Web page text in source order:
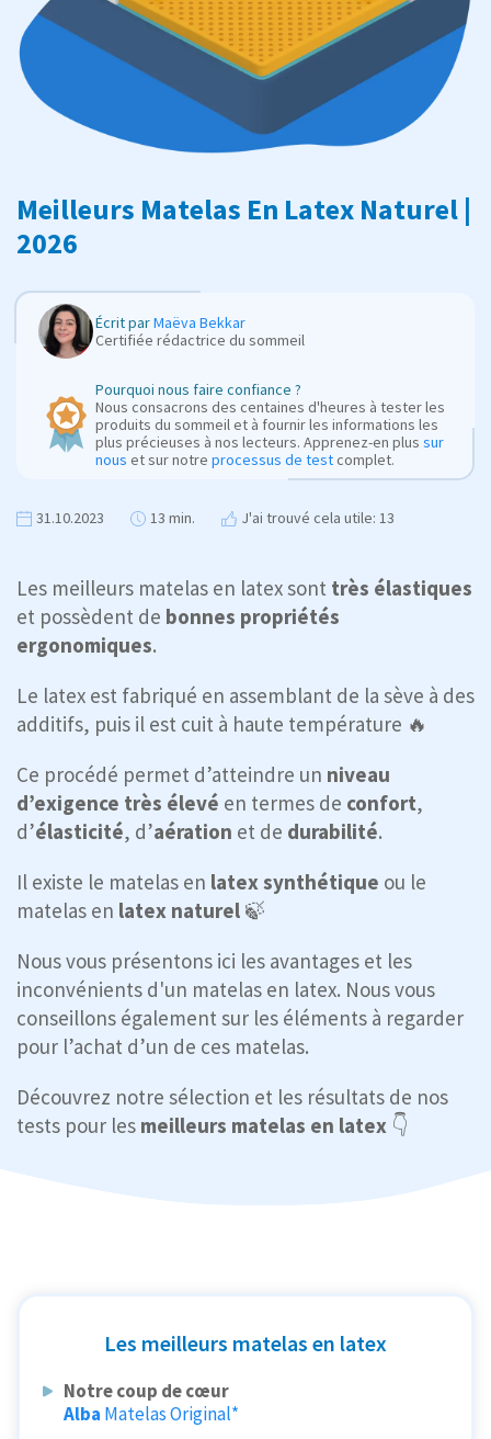
Meilleurs Matelas En Latex Naturel |
2026
Écrit parMaëva Bekkar
Certifiée rédactrice du sommeil
Pourquoi nous faire confiance ?
Nous consacrons des centaines d'heures à tester les
produits du sommeil et à fournir les informations les
plus précieuses à nos lecteurs. Apprenez-en plus sur
nous et sur notre processus de testcomplet.
31.10.2023 13 min. J'ai trouvé cela utile: 13
Les meilleurs matelas en latex sont très élastiques
et possèdent de bonnes propriétés
ergonomiques.
Le latex est fabriqué en assemblant de la sève à des
additifs, puis il est cuit à haute température 🔥
Ce procédé permet d’atteindre un niveau
d’exigence très élevé en termes de confort,
d’élasticité, d’aération et de durabilité.
Il existe le matelas en latex synthétique ou le
matelas en latex naturel 🍃
Nous vous présentons ici les avantages et les
inconvénients d'un matelas en latex. Nous vous
conseillons également sur les éléments à regarder
pour l’achat d’un de ces matelas.
Découvrez notre sélection et les résultats de nos
tests pour les meilleurs matelas en latex 👇
Les meilleurs matelas en latex
Notre coup de cœur
Alba Matelas Original*